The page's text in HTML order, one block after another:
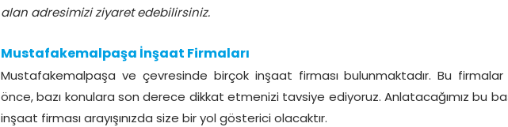
alan adresimizi ziyaret edebilirsiniz.
Mustafakemalpaşa İnşaat Firmaları
Mustafakemalpaşa ve çevresinde birçok inşaat firması bulunmaktadır. Bu
önce, bazı konulara son derece dikkat etmenizi tavsiye ediyoruz. Anlatacağımız bu
inşaat firması arayışınızda size bir yol gösterici olacaktır.